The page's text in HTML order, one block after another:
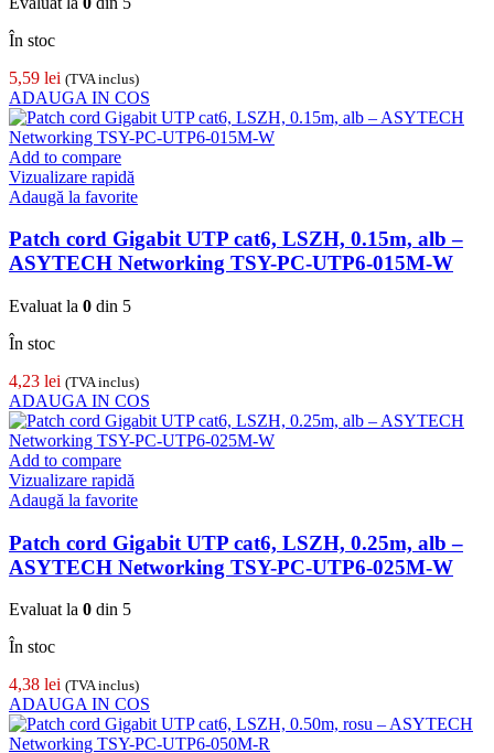
În stoc
5,59 lei (TVA inclus)
ADAUGA IN COS
Add to compare
Vizualizare rapidă
Adaugă la favorite
Patch cord Gigabit UTP cat6, LSZH, 0.15m, alb –
ASYTECH Networking TSY-PC-UTP6-015M-W
Evaluat la 0 din 5
În stoc
4,23 lei (TVA inclus)
ADAUGA IN COS
Add to compare
Vizualizare rapidă
Adaugă la favorite
Patch cord Gigabit UTP cat6, LSZH, 0.25m, alb –
ASYTECH Networking TSY-PC-UTP6-025M-W
Evaluat la 0 din 5
În stoc
4,38 lei (TVA inclus)
ADAUGA IN COS